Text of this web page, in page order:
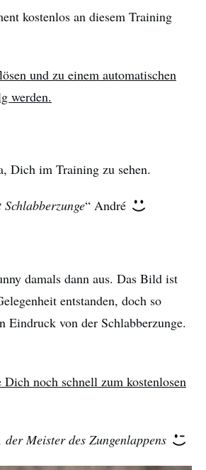
kostenlos an diesem Training
und zu einem automatischen
werden.
Dich im Training zu sehen.
“ André
damals dann aus. Das Bild ist
entstanden, doch so
Eindruck von der Schlabberzunge.
Dich noch schnell zum kostenlosen
Meister des Zungenlappens